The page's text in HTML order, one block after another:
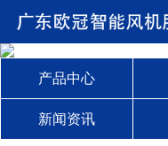
产品中心
新闻资讯